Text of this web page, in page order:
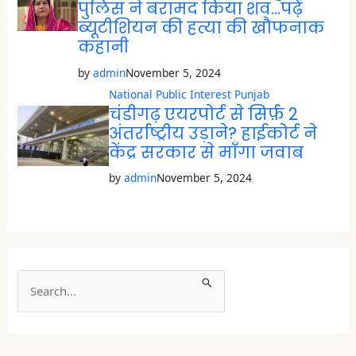
पुलिस ने बरामद किया शव…पढ़ें
ब्यूटीशियन की हत्या की खौफनाक
कहानी
by adminNovember 5, 2024
National Public Interest Punjab
चंडीगढ़ एयरपोर्ट से सिर्फ़ 2
अंतर्राष्ट्रीय उड़ाने? हाईकोर्ट ने
केंद्र सरकार से माँगा जवाब
by adminNovember 5, 2024